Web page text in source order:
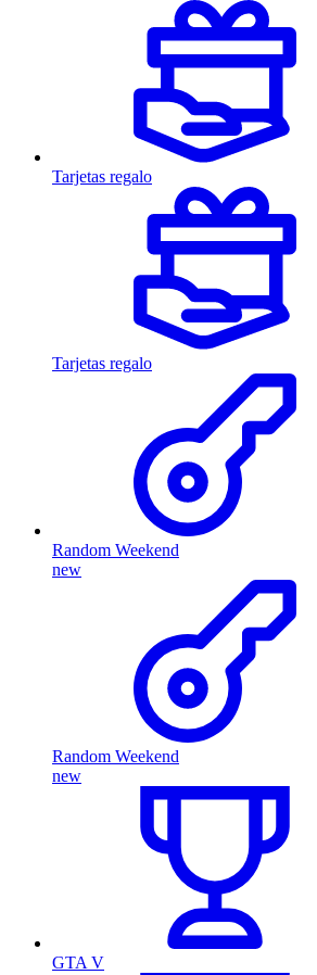
Tarjetas regalo
Tarjetas regalo
Random Weekend
new
Random Weekend
new
GTA V